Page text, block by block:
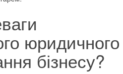
юридичного
бізнесу?